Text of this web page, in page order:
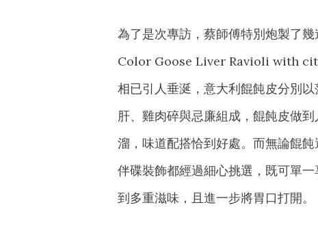
為了是次專訪，蔡師傅特別炮製了
Color Goose Liver Ravioli with
相已引人垂涎，意大利餛飩皮分別
肝、雞肉碎與忌廉組成，餛飩皮做
溜，味道配搭恰到好處。而無論餛
伴碟裝飾都經過細心挑選，既可單
到多重滋味，且進一步將胃口打開。